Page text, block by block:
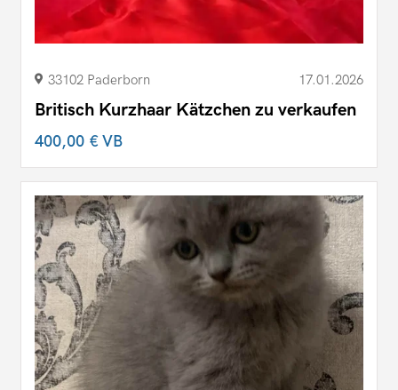
33102 Paderborn 17.01.2026
Britisch Kurzhaar Kätzchen zu verkaufen
400,00 €VB